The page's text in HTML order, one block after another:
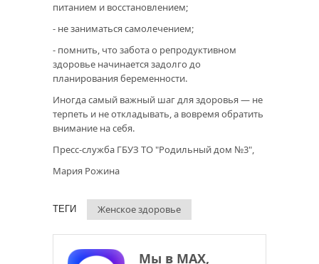
питанием и восстановлением;
- не заниматься самолечением;
- помнить, что забота о репродуктивном
здоровье начинается задолго до
планирования беременности.
Иногда самый важный шаг для здоровья — не
терпеть и не откладывать, а вовремя обратить
внимание на себя.
Пресс-служба ГБУЗ ТО "Родильный дом №3",
Мария Рожина
ТЕГИ Женское здоровье
Мы в МАХ,